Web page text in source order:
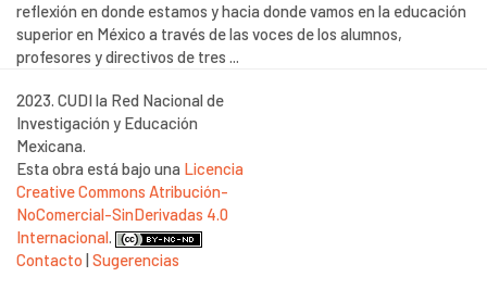
reflexión en donde estamos y hacia donde vamos en la educación
superior en México a través de las voces de los alumnos,
profesores y directivos de tres ...
2023. CUDI la Red Nacional de
Investigación y Educación
Mexicana.
Esta obra está bajo una Licencia
Creative Commons Atribución-
NoComercial-SinDerivadas 4.0
Internacional.
Contacto |Sugerencias